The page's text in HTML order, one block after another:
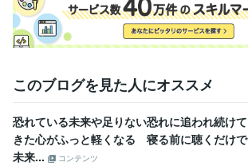
このブログを見た人にオススメ
恐れている未来や足りない恐れに追われ続けて
きた心がふっと軽くなる 寝る前に聴くだけで
未来...
コンテンツ